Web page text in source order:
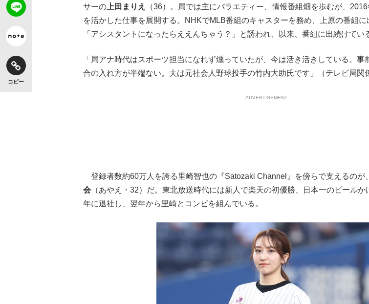
《VIVANT》頼れる相棒・ドラムが認めた“照ノ富士に激怒され...
キングの誕生を、目撃せよ。
コピー
サーの 上田まりえ
（36）。局では主にバラエティー、情報番組畑を歩むが、
を活かした仕事を展開する。NHKでMLB番組のキャスターを務め、上原の番組に
「アシスタントになったらええんちゃう？」と誘われ、以来、番組に出続けてい
「局アナ時代はスポーツ担当になれず燻っていたが、今は活き活きしている。事
合の入れ方が半端ない。夫は元社会人野球投手の竹内大助氏です」（テレビ局関
ADVERTISEMENT
登録者数約60万人を誇る里崎智也の『Satozaki Channel』を傍らで支えるのが
会 （あやえ・32）だ。東北放送時代には新人で楽天の初優勝、日本一のビール
年に退社し、翌年から里崎とコンビを組んでいる。